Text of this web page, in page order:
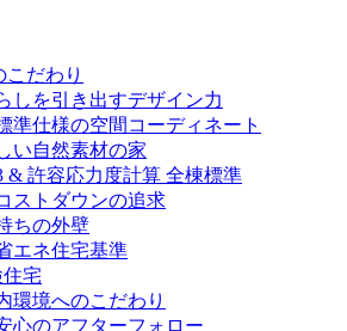
こだわり
しを引き出すデザイン力
準仕様の空間コーディネート
い自然素材の家
& 許容応力度計算 全棟標準
ストダウンの追求
ちの外壁
エネ住宅基準
住宅
環境へのこだわり
心のアフターフォロー